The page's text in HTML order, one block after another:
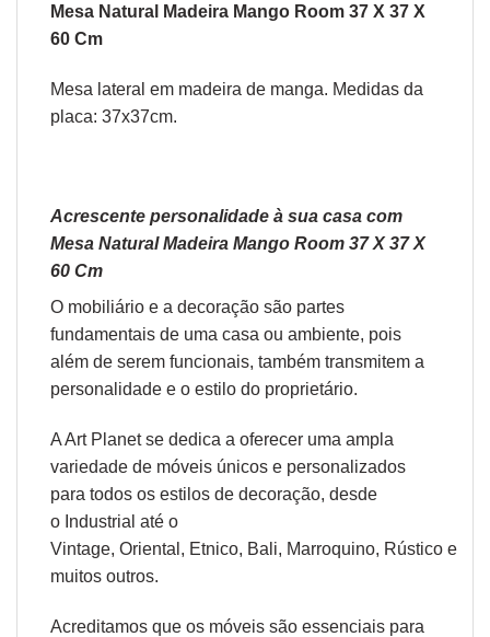
Mesa Natural Madeira Mango Room 37 X 37 X
60 Cm
Mesa lateral em madeira de manga. Medidas da
placa: 37x37cm.
Acrescente personalidade à sua casa com
Mesa Natural Madeira Mango Room 37 X 37 X
60 Cm
O mobiliário e a decoração são partes
fundamentais de uma casa ou ambiente, pois
além de serem funcionais, também transmitem a
personalidade e o estilo do proprietário.
A Art Planet se dedica a oferecer uma ampla
variedade de móveis únicos e personalizados
para todos os estilos de decoração, desde
o Industrial até o
Vintage, Oriental , Etnico, Bali, Marroquino, Rústico e
muitos outros.
Acreditamos que os móveis são essenciais para